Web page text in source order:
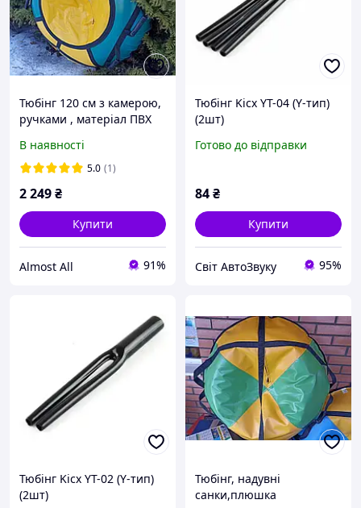
Тюбінг 120 см з камерою,
ручками , матеріал ПВХ
В наявності
5.0 (1)
2 249₴
Купити
Almost All 91%
Тюбінг Kicx YT-04 (Y-тип)
(2шт)
Готово до відправки
84₴
Купити
Світ АвтоЗвуку 95%
Тюбінг Kicx YT-02 (Y-тип)
(2шт)
Тюбінг, надувні
санки,плюшка